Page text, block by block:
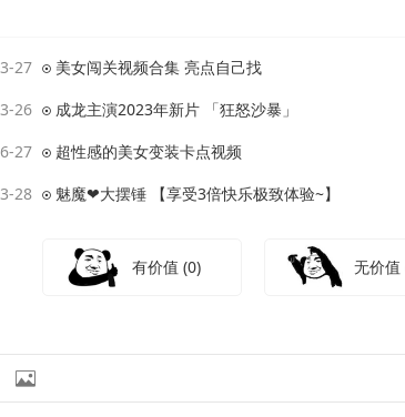
27 美女闯关视频合集 亮点自己找
26 成龙主演2023年新片 「狂怒沙暴」
27 超性感的美女变装卡点视频
28 魅魔❤大摆锤 【享受3倍快乐极致体验~】
有价值(0) 无价值
